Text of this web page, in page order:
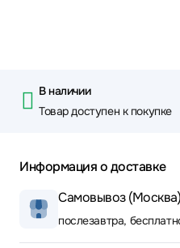
В наличии
Товар доступен к покупке
Информация о доставке
Самовывоз
послезавтра,